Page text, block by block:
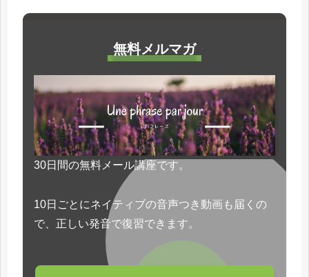
無料メルマガ
30日間の無料メール講座です。
10日ごとにネイティブの音声つき動画も届くの
で、正しい発音で復習できます。